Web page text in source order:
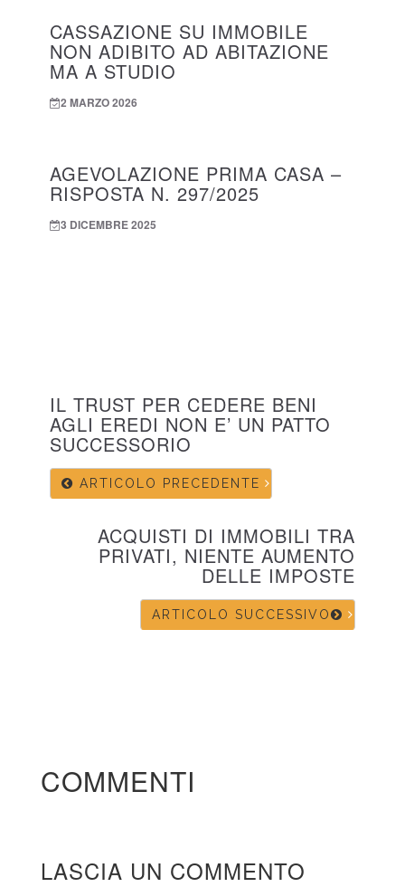
CASSAZIONE SU IMMOBILE
NON ADIBITO AD ABITAZIONE
MA A STUDIO
2 MARZO 2026
AGEVOLAZIONE PRIMA CASA –
RISPOSTA N. 297/2025
3 DICEMBRE 2025
IL TRUST PER CEDERE BENI
AGLI EREDI NON E’ UN PATTO
SUCCESSORIO
ARTICOLO PRECEDENTE
ACQUISTI DI IMMOBILI TRA
PRIVATI, NIENTE AUMENTO
DELLE IMPOSTE
ARTICOLO SUCCESSIVO
COMMENTI
LASCIA UN COMMENTO